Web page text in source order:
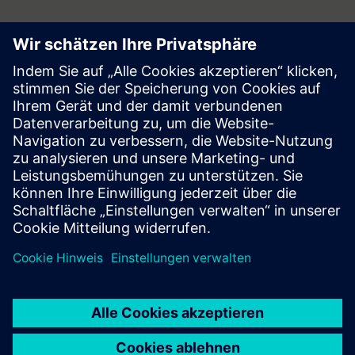
Follow
Press | Company | Siemens
© Siemens 1996 – 2026
Corporate Information
Privacy Notice
Cookie Notice
Digital ID